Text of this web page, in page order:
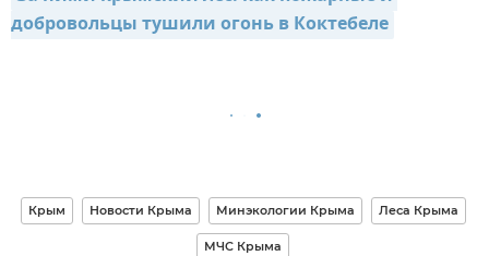
добровольцы тушили огонь в Коктебеле
Крым Новости Крыма Минэкологии Крыма Леса Крыма
МЧС Крыма